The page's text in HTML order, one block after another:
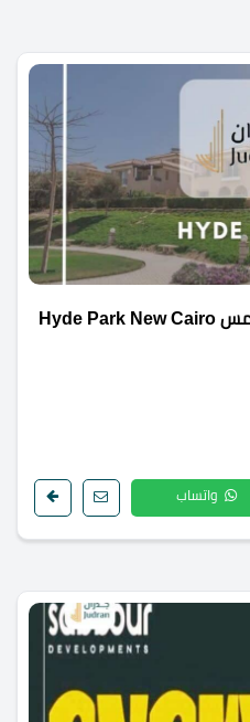
كمبوند هايد بارك التجمع الخامس Hyde Park New Cairo
واتساب